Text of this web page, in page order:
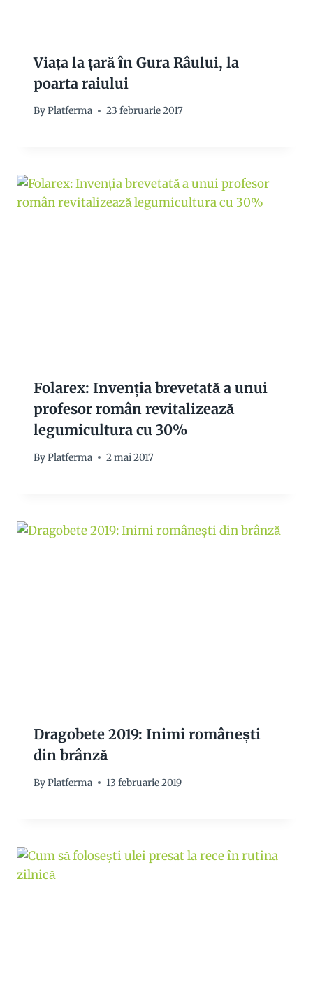
Viața la țară în Gura Râului, la
poarta raiului
ByPlatferma 23 februarie 2017
Folarex: Invenția brevetată a unui
profesor român revitalizează
legumicultura cu 30%
ByPlatferma 2 mai 2017
Dragobete 2019: Inimi românești
din brânză
ByPlatferma 13 februarie 2019